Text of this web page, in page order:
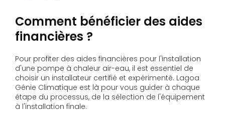
Comment bénéficier des aides
financières ?
Pour profiter des aides financières pour l'installation
d'une pompe à chaleur air-eau, il est essentiel de
choisir un installateur certifié et expérimenté. Lagoa
Génie Climatique est là pour vous guider à chaque
étape du processus, de la sélection de l'équipement
à l'installation finale.